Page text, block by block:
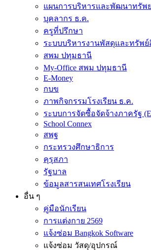
แผนการบริหารและพัฒนาทรัพ
บุคลากร ธ.ค.
ครูที่ปรึกษา
ระบบบริหารงานพัสดุและทรัพ
สพม ปทุมธานี
My-Office สพม ปทุมธานี
E-Money
กบข
ภาพกิจกรรมโรงเรียน ธ.ค.
ระบบการจัดซื้อจัดจ้างภาครัฐ
School Connex
สพฐ
กระทรวงศึกษาธิการ
คุรุสภา
รัฐบาล
ข้อมูลสารสนเทศโรงเรียน
อื่น ๆ
คู่มือนักเรียน
การแต่งกาย 2569
แจ้งซ่อม Bangkok Software
แจ้งซ่อม วัสดุ/อุปกรณ์